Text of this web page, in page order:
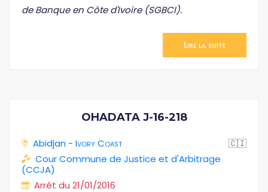
de Banque en Côte d'Ivoire (SGBCI).
Lire la suite
OHADATA J-16-218
Abidjan - Ivory Coast
🇨🇮
Cour Commune de Justice et d'Arbitrage
(CCJA)
Arrêt du 21/01/2016